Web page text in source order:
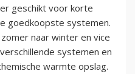
geschikt voor korte
goedkoopste systemen.
naar winter en vice
systemen en
warmte opslag.